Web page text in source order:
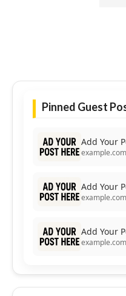
Pinned Guest
Add Your
example.com
Add Your
example.com
Add Your
example.com